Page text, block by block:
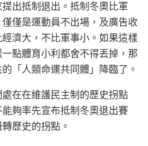
出抵制退出。抵制冬奧比軍
僅是運動員不出場，及廣告收
濟大，不比軍事小。如果這樣
點體育小利都舍不得丟掉，那
「人類命運共同體」降臨了。
在在維護民主制的歷史拐點
夠率先宣布抵制冬奧退出賽
歷史的拐點。